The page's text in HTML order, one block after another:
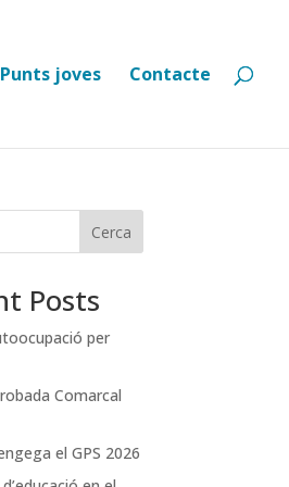
Punts joves Contacte
Cerca
Posts
per
Comarcal
el GPS 2026